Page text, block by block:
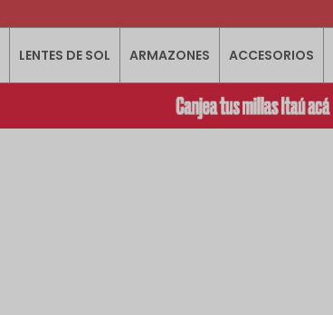
LENTES DE SOL ARMAZONES ACCESORIOS